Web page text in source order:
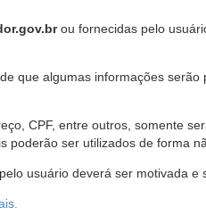
ou fornecidas pelo
que algumas informações
CPF, entre outros, somente
ser utilizados de forma
usuário deverá ser motivada e